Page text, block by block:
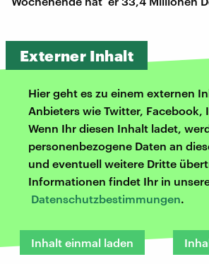
Externer Inhalt
Hier geht es zu einem externen
Anbieters wie Twitter, Facebook,
Wenn Ihr diesen Inhalt ladet,
personenbezogene Daten an
und eventuell weitere Dritte
Informationen findet Ihr in
Datenschutzbestimmungen.
Inhalt einmal laden